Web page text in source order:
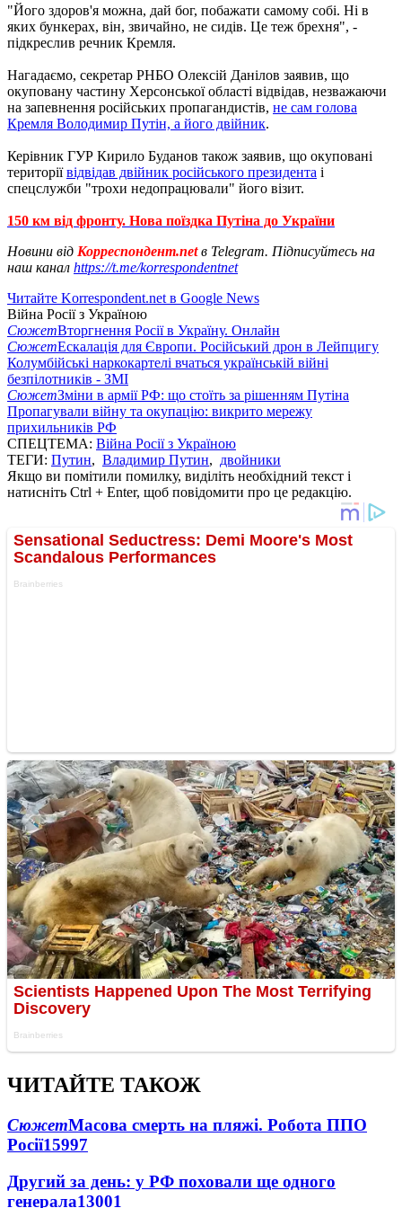
"Його здоров'я можна, дай бог, побажати самому собі. Ні в
яких бункерах, він, звичайно, не сидів. Це теж брехня", -
підкреслив речник Кремля.
Нагадаємо, секретар РНБО Олексій Данілов заявив, що
окуповану частину Херсонської області відвідав, незважаючи
на запевнення російських пропагандистів, не сам голова
Кремля Володимир Путін, а його двійник.
Керівник ГУР Кирило Буданов також заявив, що окуповані
територіївідвідав двійник російського президента і
спецслужби "трохи недопрацювали" його візит.
150 км від фронту. Нова поїздка Путіна до України
Новини від Корреспондент.netв Telegram. Підписуйтесь на
наш канал https://t.me/korrespondentnet
Читайте Korrespondent.net в Google News
Війна Росії з Україною
СюжетВторгнення Росії в Україну. Онлайн
СюжетЕскалація для Європи. Російський дрон в Лейпцигу
Колумбійські наркокартелі вчаться українській війні
безпілотників - ЗМІ
СюжетЗміни в армії РФ: що стоїть за рішенням Путіна
Пропагували війну та окупацію: викрито мережу
прихильників РФ
СПЕЦТЕМА: Війна Росії з Україною
ТЕГИ: Путин, Владимир Путин, двойники
Якщо ви помітили помилку, виділіть необхідний текст і
натисніть Ctrl + Enter, щоб повідомити про це редакцію.
ЧИТАЙТЕ ТАКОЖ
СюжетМасова смерть на пляжі. Робота ППО
Росії15997
Другий за день: у РФ поховали ще одного
генерала13001